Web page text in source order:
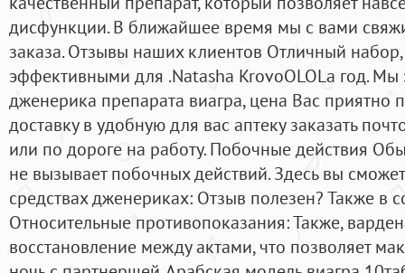
дисфункции. В ближайшее время мы с вами
заказа. Отзывы наших клиентов Отличный набор,
эффективными для .Natasha KrovoOLOLa год.
дженерика препарата виагра, цена Вас приятно
доставку в удобную для вас аптеку заказать
или по дороге на работу. Побочные действия
не вызывает побочных действий. Здесь вы
средствах дженериках: Отзыв полезен? Также в
Относительные противопоказания: Также,
восстановление между актами, что позволяет